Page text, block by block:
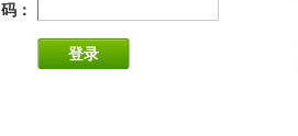
：
登录